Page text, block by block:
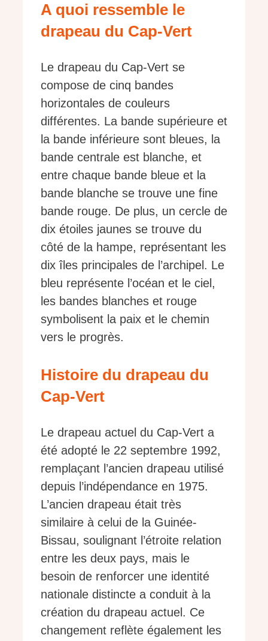
A quoi ressemble le
drapeau du Cap-Vert
Le drapeau du Cap-Vert se
compose de cinq bandes
horizontales de couleurs
différentes. La bande supérieure et
la bande inférieure sont bleues, la
bande centrale est blanche, et
entre chaque bande bleue et la
bande blanche se trouve une fine
bande rouge. De plus, un cercle de
dix étoiles jaunes se trouve du
côté de la hampe, représentant les
dix îles principales de l’archipel. Le
bleu représente l’océan et le ciel,
les bandes blanches et rouge
symbolisent la paix et le chemin
vers le progrès.
Histoire du drapeau du
Cap-Vert
Le drapeau actuel du Cap-Vert a
été adopté le 22 septembre 1992,
remplaçant l’ancien drapeau utilisé
depuis l’indépendance en 1975.
L’ancien drapeau était très
similaire à celui de la Guinée-
Bissau, soulignant l’étroite relation
entre les deux pays, mais le
besoin de renforcer une identité
nationale distincte a conduit à la
création du drapeau actuel. Ce
changement reflète également les